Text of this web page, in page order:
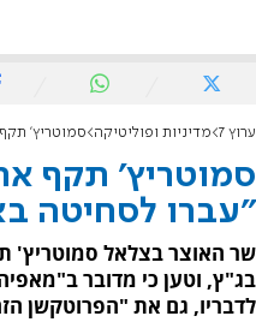
ערוץ 7 מדיניות ופוליטיקה סמוטריץ' תקף
סמוטריץ' תקף
"עברו לסחיטה
שר האוצר בצלאל סמוטריץ'
בג"ץ, וטען כי מדובר
לדבריו, גם את "הפרוטקשן